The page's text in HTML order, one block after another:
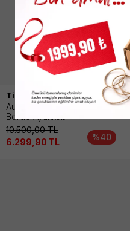
Timberland
Authentıc Boat Shoe Erkek
Bordo Ayakkabı
10.500,00TL
6.299,90 TL %40